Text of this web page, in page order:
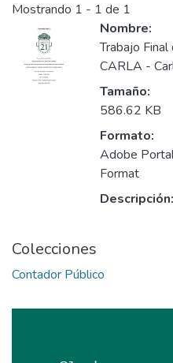
Mostrando 1 - 1 de 1
Nombre:
Trabajo
CARLA -
Tamaño:
586.62 KB
Formato:
Adobe
Format
Descripción:
Colecciones
Contador Público